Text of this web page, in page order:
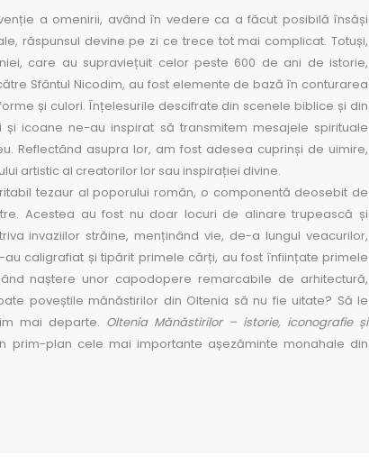
a omenirii, având în vedere ca a făcut posibilă însăș­i
răspunsul devine pe zi ce trece tot mai complicat. Totuș­i,
care au supraviețuit celor peste 600 de ani de istorie,
Sfântul Nicodim, au fost elemente de bază în conturarea
­și culori. Înțelesurile descifrate din scenele biblice ­și din
icoane ne-au inspirat să transmitem mesajele spirituale
Reflectând asupra lor, am fost adesea cuprinș­i de uimire,
artistic al creatorilor lor sau inspirației divine.
tezaur al poporului român, o componentă deosebit de
Acestea au fost nu doar locuri de alinare trupească ș­i
invaziilor străine, menținând vie, de-a lungul veacurilor,
caligrafiat ­și tipărit primele cărți, au fost înființate primele
naș­tere unor capodopere remarcabile de arhitectură,
poveștile mănăstirilor din Oltenia să nu fie uitate? Să le
mai departe. Oltenia Mănăstirilor – istorie, iconografi­e și
plan cele mai importante aș­ezăminte monahale din